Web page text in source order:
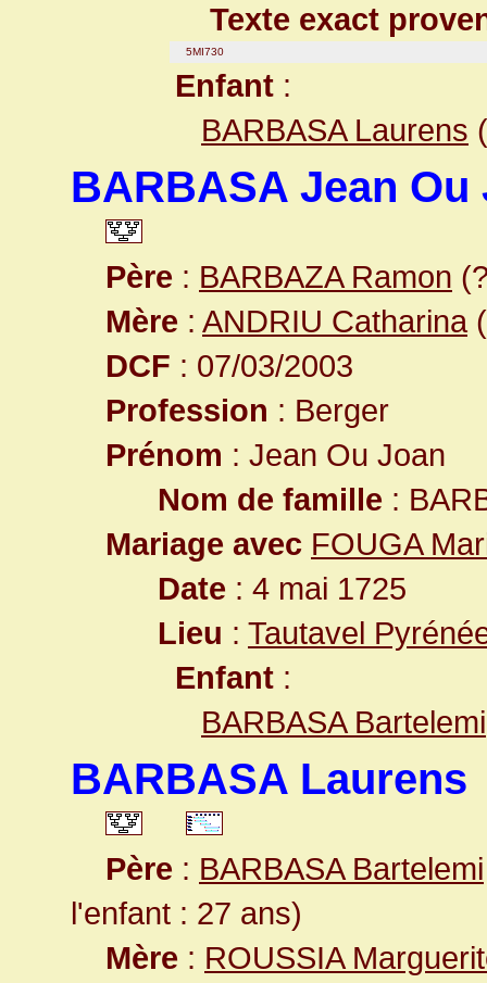
Texte exact
5MI730
Enfant :
BARBASA Laurens
BARBASA Jean Ou
Père : BARBAZA Ramon
Mère : ANDRIU Catharina
DCF : 07/03/2003
Profession : Berger
Prénom : Jean Ou Joan
Nom de famille :
Mariage avec FOUGA
Date : 4 mai 1725
Lieu : Tautavel
Enfant :
BARBASA Bartelemi
BARBASA Laurens
Père : BARBASA Bartelemi
l'enfant : 27 ans)
Mère : ROUSSIA